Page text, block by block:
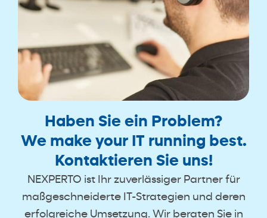
Haben Sie ein Problem?
We make your IT running best.
Kontaktieren Sie uns!
NEXPERTO ist Ihr zuverlässiger Partner für
maßgeschneiderte IT-Strategien und deren
erfolgreiche Umsetzung. Wir beraten Sie in